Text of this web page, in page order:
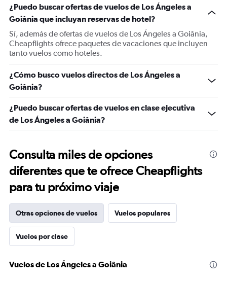
¿Puedo buscar ofertas de vuelos de Los Ángeles a
Goiânia que incluyan reservas de hotel?
Sí, además de ofertas de vuelos de Los Ángeles a Goiânia,
Cheapflights ofrece paquetes de vacaciones que incluyen
tanto vuelos como hoteles.
¿Cómo busco vuelos directos de Los Ángeles a
Goiânia?
¿Puedo buscar ofertas de vuelos en clase ejecutiva
de Los Ángeles a Goiânia?
Consulta miles de opciones
diferentes que te ofrece Cheapflights
para tu próximo viaje
Otras opciones de vuelos Vuelos populares
Vuelos por clase
Vuelos de Los Ángeles a Goiânia